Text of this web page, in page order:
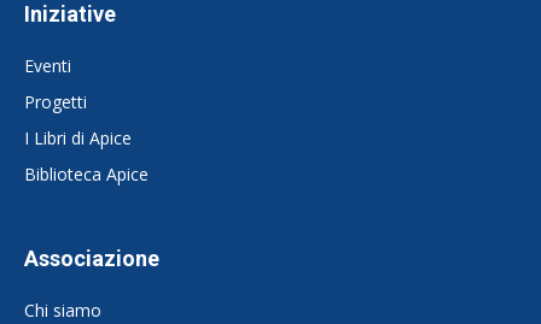
Iniziative
Eventi
Progetti
I Libri di Apice
Biblioteca Apice
Associazione
Chi siamo